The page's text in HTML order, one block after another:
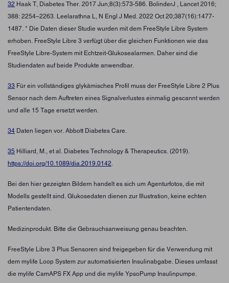
32 Haak T, Diabetes Ther. 2017 Jun;8(3):573-586. BolinderJ , Lancet 2016;
388: 2254–2263. Leelarathna L, N Engl J Med. 2022 Oct 20;387(16):1477-
1487. * Die Daten dieser Studie wurden mit dem FreeStyle Libre System
erhoben. FreeStyle Libre 3 verfügt über die gleichen Funktionen wie das
FreeStyle Libre-System mit Echtzeit-Glukosealarmen. Daher sind die
Studiendaten auf beide Produkte anwendbar.
33 Für ein vollständiges glykämisches Profil muss der FreeStyle Libre 2 Plus
Sensor nach dem Auftreten eines Signalverlustes einmalig gescannt werden
und alle 15 Tage ersetzt werden.
34 Daten liegen vor. Abbott Diabetes Care.
35 Hilliard, M., et al. Diabetes Technology & Therapeutics. (2019).
https://doi.org/10.1089/dia.2019.0142.
Bei den hier gezeigten Bildern handelt es sich um Agenturfotos, die mit
Modells gestellt sind. Glukosedaten dienen zur Illustration, keine echten
Patientendaten.
Medizinprodukt. Bitte die Gebrauchsanweisung genau beachten.
FreeStyle Libre 3 Plus Sensoren sind freigegeben für die Verwendung mit
dem mylife Loop System zur automatisierten Insulinabgabe. Dieses umfasst
die mylife CamAPS FX App und die mylife YpsoPump Insulinpumpe.